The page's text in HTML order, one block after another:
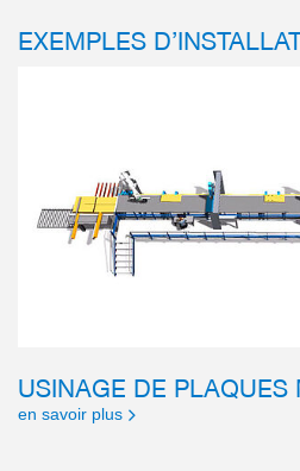
EXEMPLES
USINAGE DE PLAQUES
en savoir plus